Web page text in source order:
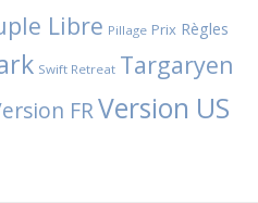
Libre Pillage Prix Règles
Swift Retreat Targaryen
FRVersion US